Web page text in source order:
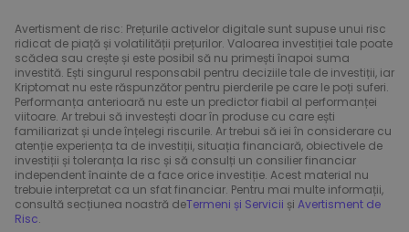
Avertisment de risc: Prețurile activelor digitale sunt supuse unui risc
ridicat de piață și volatilității prețurilor. Valoarea investiției tale poate
scădea sau crește și este posibil să nu primești înapoi suma
investită. Ești singurul responsabil pentru deciziile tale de investiții, iar
Kriptomat nu este răspunzător pentru pierderile pe care le poți suferi.
Performanța anterioară nu este un predictor fiabil al performanței
viitoare. Ar trebui să investești doar în produse cu care ești
familiarizat și unde înțelegi riscurile. Ar trebui să iei în considerare cu
atenție experiența ta de investiții, situația financiară, obiectivele de
investiții și toleranța la risc și să consulți un consilier financiar
independent înainte de a face orice investiție. Acest material nu
trebuie interpretat ca un sfat financiar. Pentru mai multe informații,
consultă secțiunea noastră deTermeni și Servicii și Avertisment de
Risc.